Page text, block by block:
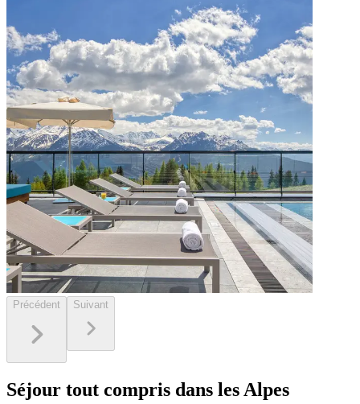
Précédent Suivant
Séjour tout compris dans les Alpes